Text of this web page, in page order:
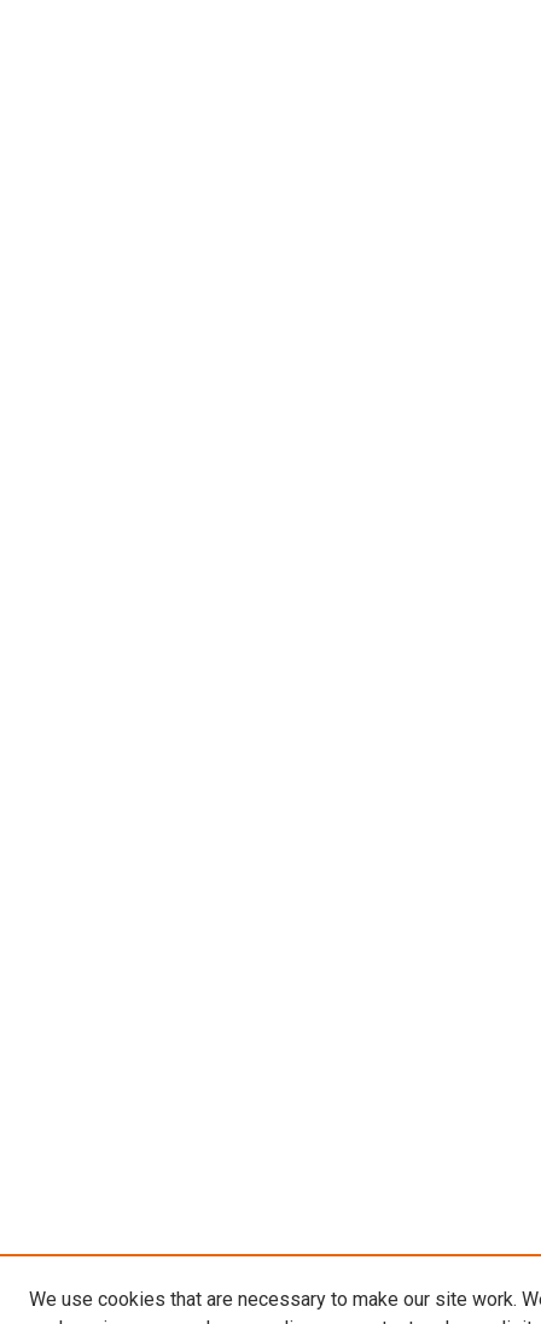
We use cookies that are necessary to make our site work.